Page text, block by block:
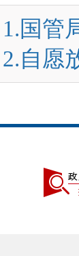
1.国管
2.自愿